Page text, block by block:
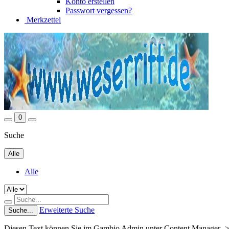
Passwort vergessen?
Merkzettel
0
Suche
Alle
Alle
Suche... Erweiterte Suche